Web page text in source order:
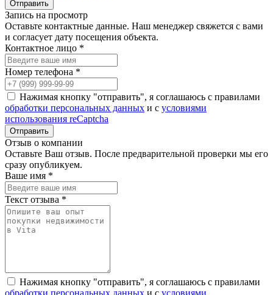
Запись на просмотр
Оставьте контактные данные. Наш менеджер свяжется с вами
и согласует дату посещения объекта.
Контактное лицо *
Номер телефона *
Нажимая кнопку "отправить", я соглашаюсь с правилами
обработки персональных данных и с условиями
использования reCaptcha
Отзыв о компании
Оставьте Ваш отзыв. После предварительной проверки мы его
сразу опубликуем.
Ваше имя *
Текст отзыва *
Нажимая кнопку "отправить", я соглашаюсь с правилами